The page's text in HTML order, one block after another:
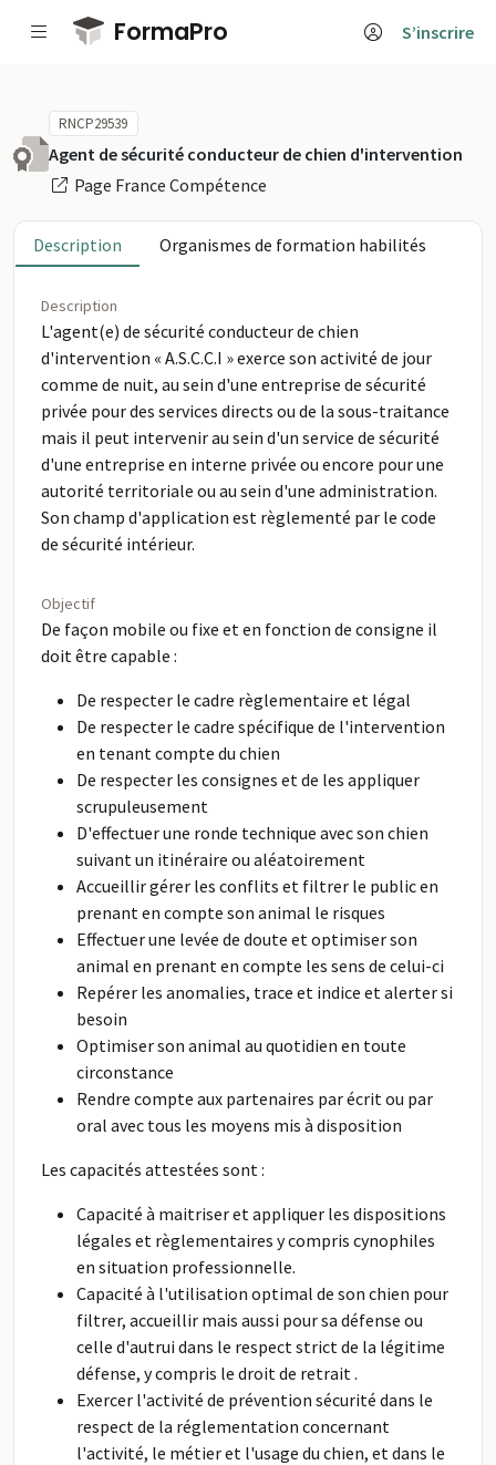
Passer au contenu principal
FormaPro S’inscrire
RNCP29539
Agent de sécurité conducteur de chien d'intervention
Page France Compétence
Description Organismes de formation habilités
Description
L'agent(e) de sécurité conducteur de chien
d'intervention « A.S.C.C.I » exerce son activité de jour
comme de nuit, au sein d'une entreprise de sécurité
privée pour des services directs ou de la sous-traitance
mais il peut intervenir au sein d'un service de sécurité
d'une entreprise en interne privée ou encore pour une
autorité territoriale ou au sein d'une administration.
Son champ d'application est règlementé par le code
de sécurité intérieur.
Objectif
De façon mobile ou fixe et en fonction de consigne il
doit être capable :
De respecter le cadre règlementaire et légal
De respecter le cadre spécifique de l'intervention
en tenant compte du chien
De respecter les consignes et de les appliquer
scrupuleusement
D'effectuer une ronde technique avec son chien
suivant un itinéraire ou aléatoirement
Accueillir gérer les conflits et filtrer le public en
prenant en compte son animal le risques
Effectuer une levée de doute et optimiser son
animal en prenant en compte les sens de celui-ci
Repérer les anomalies, trace et indice et alerter si
besoin
Optimiser son animal au quotidien en toute
circonstance
Rendre compte aux partenaires par écrit ou par
oral avec tous les moyens mis à disposition
Les capacités attestées sont :
Capacité à maitriser et appliquer les dispositions
légales et règlementaires y compris cynophiles
en situation professionnelle.
Capacité à l'utilisation optimal de son chien pour
filtrer, accueillir mais aussi pour sa défense ou
celle d'autrui dans le respect strict de la légitime
défense, y compris le droit de retrait .
Exercer l'activité de prévention sécurité dans le
respect de la réglementation concernant
l'activité, le métier et l'usage du chien, et dans le